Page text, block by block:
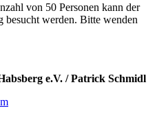
von 50 Personen kann der
besucht werden. Bitte wenden
e.V. /Patrick Schmidl